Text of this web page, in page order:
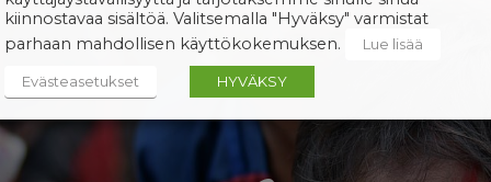
kiinnostavaa sisältöä. Valitsemalla "Hyväksy" varmistat
parhaan mahdollisen käyttökokemuksen.
Lue lisää
Evästeasetukset HYVÄKSY